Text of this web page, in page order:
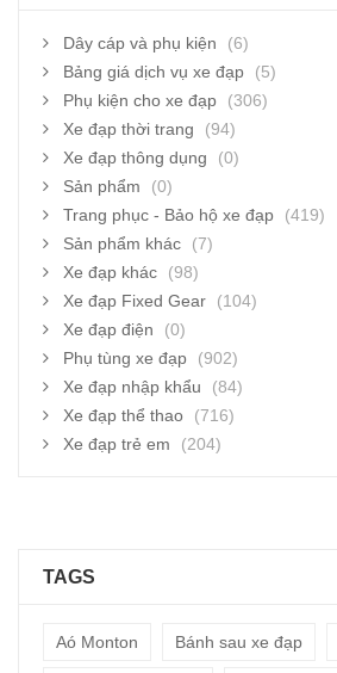
Dây cáp và phụ kiện
(6)
Bảng giá dịch vụ xe đạp
(5)
Phụ kiện cho xe đạp
(306)
Xe đạp thời trang
(94)
Xe đạp thông dụng
(0)
Sản phẩm
(0)
Trang phục - Bảo hộ xe đạp
(419)
Sản phẩm khác
(7)
Xe đạp khác
(98)
Xe đạp Fixed Gear
(104)
Xe đạp điện
(0)
Phụ tùng xe đạp
(902)
Xe đạp nhập khẩu
(84)
Xe đạp thể thao
(716)
Xe đạp trẻ em
(204)
TAGS
Aó Monton Bánh sau xe đạp